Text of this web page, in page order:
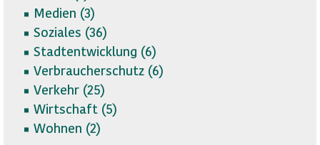
Medien (3)
Soziales (36)
Stadtentwicklung (6)
Verbraucherschutz (6)
Verkehr (25)
Wirtschaft (5)
Wohnen (2)